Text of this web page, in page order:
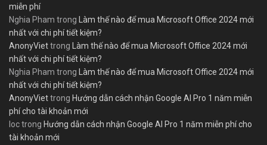
miễn phí
Nghia Pham trong
Làm thế nào để mua Microsoft Office 2024 mới
nhất với chi phí tiết kiệm?
AnonyViettrong
Làm thế nào để mua Microsoft Office 2024 mới
nhất với chi phí tiết kiệm?
Nghia Pham trong
Làm thế nào để mua Microsoft Office 2024 mới
nhất với chi phí tiết kiệm?
AnonyViettrong Hướng dẫn cách nhận Google AI Pro 1 năm miễn
phí cho tài khoản mới
loctrong Hướng dẫn cách nhận Google AI Pro 1 năm miễn phí cho
tài khoản mới